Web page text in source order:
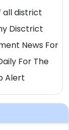
all district
Disctrict
News For
For The
Alert